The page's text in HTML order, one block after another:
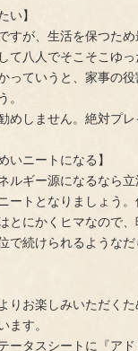
い】
が、生活を保つため
八人でそこそこゆっ
っていうと、家事の
。
しません。絶対プレ
いニートになる】
ギー源になるなら立
トとなりましょう。
にかくヒマなので、
続けられるようなだ
りお楽しみいただく
ます。
ータスシートに『ア